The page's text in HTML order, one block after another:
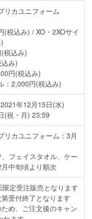
リカユニフォーム
(税込み) / XO・2XOサイ
税込み)
み)
円(税込み)
：2,000円(税込み)
2021年12月15日(水)
(祝・月) 23:59
リカユニフォーム：3月
フェイスタオル、ケー
中旬頃より順次
限定受注販売となります
受付終了となります
め、ご注文後のキャン